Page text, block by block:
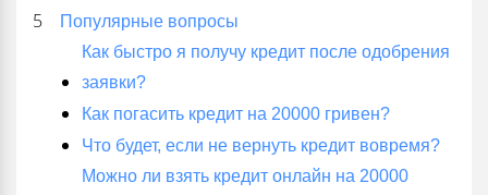
Популярные вопросы
Как быстро я получу кредит после одобрения
заявки?
Как погасить кредит на 20000 гривен?
Что будет, если не вернуть кредит вовремя?
Можно ли взять кредит онлайн на 20000